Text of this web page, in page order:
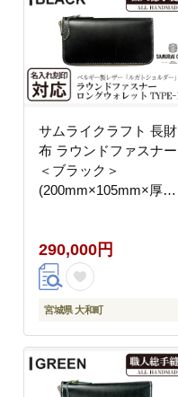
サムライクラフト 長財
布 ラウンドファスナー
＜ブラック＞
(200mm×105mm×厚み
サイフ 名入れ ギフト
ルガトショルダー 本格
シンプル ファッション
日本製 手縫い ハンドメ
式会社Stand Field】
ta273-black
290,000円
宮城県 大和町